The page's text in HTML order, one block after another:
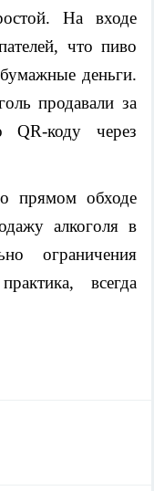
На входе
что пиво
деньги.
продавали за
QR-коду через
прямом обходе
алкоголя в
ограничения
всегда